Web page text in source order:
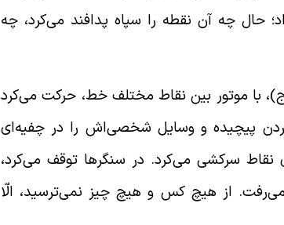
حال چه آن نقطه را سپاه پدافند می‌کرد، چه
فرمانده‌ی لشکر 33 المهدی (عج)، با موتور بین نقاط مختلف خط، حرکت می‌کرد
پیچیده و وسایل شخصی‌اش را در چفیه‌ای
سرکشی می‌کرد. در سنگرها توقف می‌کرد،
از هیچ کس و هیچ چیز نمی‌ترسید، الّا